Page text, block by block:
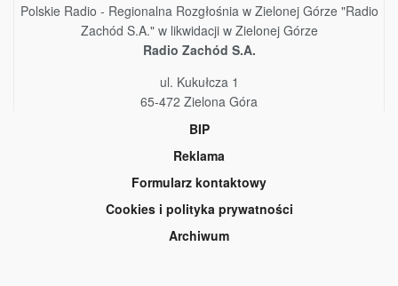
Polskie Radio - Regionalna Rozgłośnia w Zielonej Górze "Radio
Zachód S.A." w likwidacji w Zielonej Górze
Radio Zachód S.A.
ul. Kukułcza 1
65-472 Zielona Góra
BIP
Reklama
Formularz kontaktowy
Cookies i polityka prywatności
Archiwum